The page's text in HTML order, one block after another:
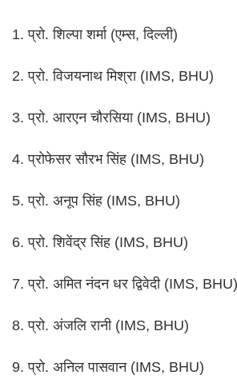
1. प्रो. शिल्पा शर्मा (एम्स, दिल्ली)
2. प्रो. विजयनाथ मिश्रा (IMS, BHU)
3. प्रो. आरएन चौरसिया (IMS, BHU)
4. प्रोफेसर सौरभ सिंह (IMS, BHU)
5. प्रो. अनूप सिंह (IMS, BHU)
6. प्रो. शिवेंद्र सिंह (IMS, BHU)
7. प्रो. अमित नंदन धर द्विवेदी (IMS, BHU)
8. प्रो. अंजलि रानी (IMS, BHU)
9. प्रो. अनिल पासवान (IMS, BHU)